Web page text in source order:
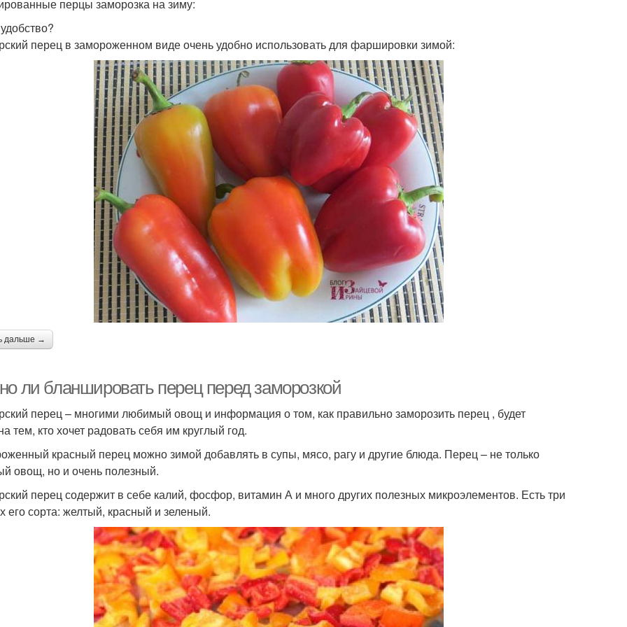
перцы заморозка на зиму:
перец в замороженном виде очень удобно использовать для фаршировки зимой:
дальше →
ли бланшировать перец перед заморозкой
перец – многими любимый овощ и информация о том, как правильно заморозить перец , будет
тем, кто хочет радовать себя им круглый год.
красный перец можно зимой добавлять в супы, мясо, рагу и другие блюда. Перец – не только
овощ, но и очень полезный.
перец содержит в себе калий, фосфор, витамин А и много других полезных микроэлементов. Есть три
его сорта: желтый, красный и зеленый.